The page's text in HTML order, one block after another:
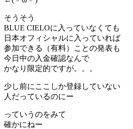
そうそう
BLUE CIELOに入っていなくても
日本オフィシャルに入っていれば
参加できる（有料）ことの発表も
今日中の入金確認なんで
かなり限定的ですが。。。
少し前にここしか登録していない
人だっているのにー
っていうのをみて
確かにねー